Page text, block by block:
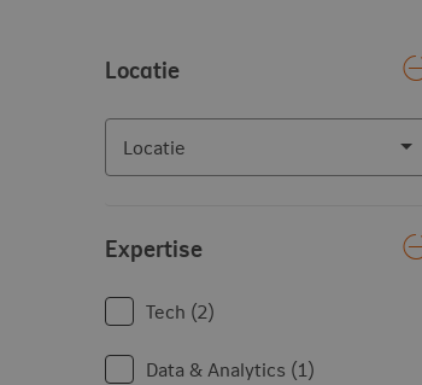
Locatie
Locatie
Expertise
Tech 2
Data & Analytics 1